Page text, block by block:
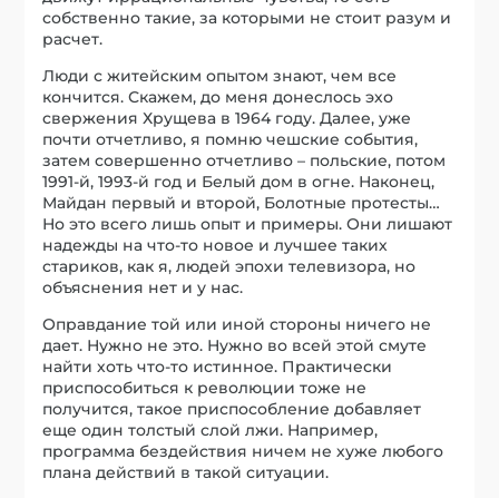
собственно такие, за которыми не стоит разум и
расчет.
Люди с житейским опытом знают, чем все
кончится. Скажем, до меня донеслось эхо
свержения Хрущева в 1964 году. Далее, уже
почти отчетливо, я помню чешские события,
затем совершенно отчетливо – польские, потом
1991-й, 1993-й год и Белый дом в огне. Наконец,
Майдан первый и второй, Болотные протесты…
Но это всего лишь опыт и примеры. Они лишают
надежды на что-то новое и лучшее таких
стариков, как я, людей эпохи телевизора, но
объяснения нет и у нас.
Оправдание той или иной стороны ничего не
дает. Нужно не это. Нужно во всей этой смуте
найти хоть что-то истинное. Практически
приспособиться к революции тоже не
получится, такое приспособление добавляет
еще один толстый слой лжи. Например,
программа бездействия ничем не хуже любого
плана действий в такой ситуации.